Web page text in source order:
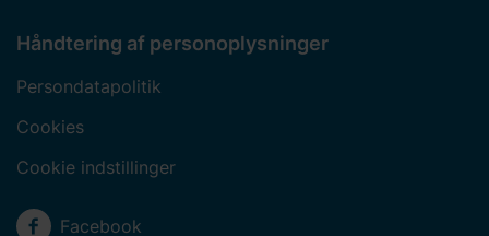
Håndtering af personoplysninger
Persondatapolitik
Cookies
Cookie indstillinger
Sociale medier
Facebook